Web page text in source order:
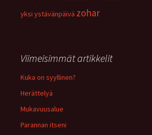
yksi ystävänpäivä zohar
Viimeisimmät artikkelit
Kuka on syyllinen?
Herättelyä
Mukavuusalue
Parannan itseni